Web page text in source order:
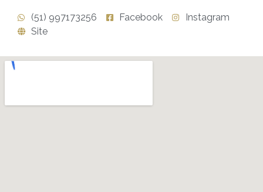
(51) 997173256 Facebook
Instagram
Site